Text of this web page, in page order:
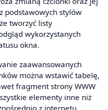
podstawowych stylów
tworzyć listy
wykorzystanych
okna.
zaawansowanych
można wstawić tabelę,
fragment strony WWW
elementy inne niż